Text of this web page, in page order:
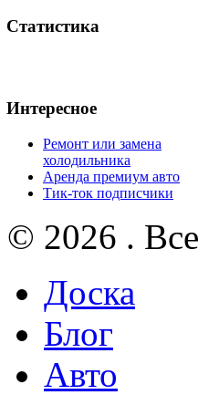
Статистика
Интересное
Ремонт или замена
холодильника
Аренда премиум авто
Тик-ток подписчики
© 2026 .
Доска
Блог
Авто